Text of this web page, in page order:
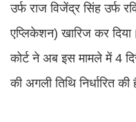
उर्फ राज विजेंद्र सिंह उर्फ
एप्लिकेशन) खारिज कर दिया।
कोर्ट ने अब इस मामले में 4
की अगली तिथि निर्धारित की